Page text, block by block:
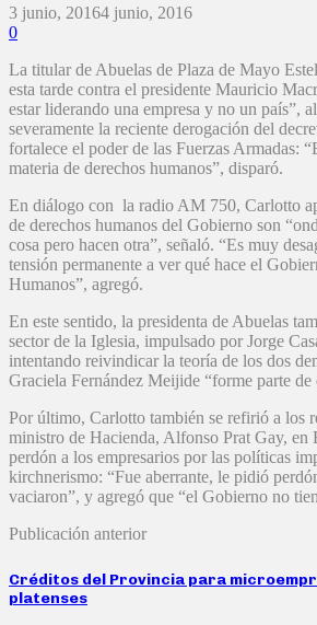
3 junio, 20164 junio, 2016
0
La titular de Abuelas de Plaza de Mayo
esta tarde contra el presidente Mauricio
estar liderando una empresa y no un país”,
severamente la reciente derogación del
fortalece el poder de las Fuerzas Armadas:
materia de derechos humanos”, disparó.
En diálogo con la radio AM 750, Carlotto
de derechos humanos del Gobierno son
cosa pero hacen otra”, señaló. “Es muy
tensión permanente a ver qué hace el
Humanos”, agregó.
En este sentido, la presidenta de Abuelas
sector de la Iglesia, impulsado por Jorge
intentando reivindicar la teoría de los dos
Graciela Fernández Meijide “forme parte de
Por último, Carlotto también se refirió a los
ministro de Hacienda, Alfonso Prat Gay, en
perdón a los empresarios por las políticas
kirchnerismo: “Fue aberrante, le pidió
vaciaron”, y agregó que “el Gobierno no
Publicación anterior
Créditos del Provincia para
platenses